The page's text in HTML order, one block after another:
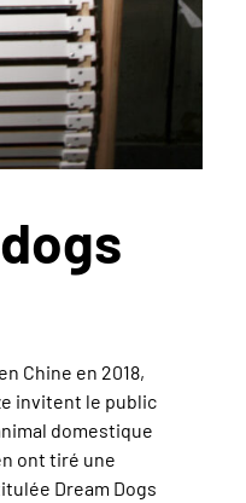
Chine en 2018,
invitent le public
domestique
ont tiré une
Dream Dogs